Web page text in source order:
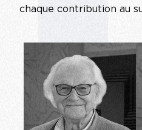
chaque contribution au